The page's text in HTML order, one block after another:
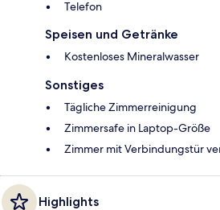
Telefon
Speisen und Getränke
Kostenloses Mineralwasser
Sonstiges
Tägliche Zimmerreinigung
Zimmersafe in Laptop-Größe
Zimmer mit Verbindungstür
Highlights